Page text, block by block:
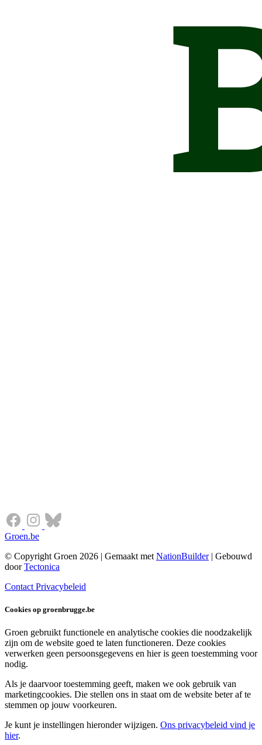
Groen.be
© Copyright Groen 2026 | Gemaakt met NationBuilder| Gebouwd
doorTectonica
Contact Privacybeleid
Cookies op groenbrugge.be
Groen gebruikt functionele en analytische cookies die noodzakelijk
zijn om de website goed te laten functioneren. Deze cookies
verwerken geen persoonsgegevens en hier is geen toestemming voor
nodig.
Als je daarvoor toestemming geeft, maken we ook gebruik van
marketingcookies. Die stellen ons in staat om de website beter af te
stemmen op jouw voorkeuren.
Je kunt je instellingen hieronder wijzigen. Ons privacybeleid vind je
hier.